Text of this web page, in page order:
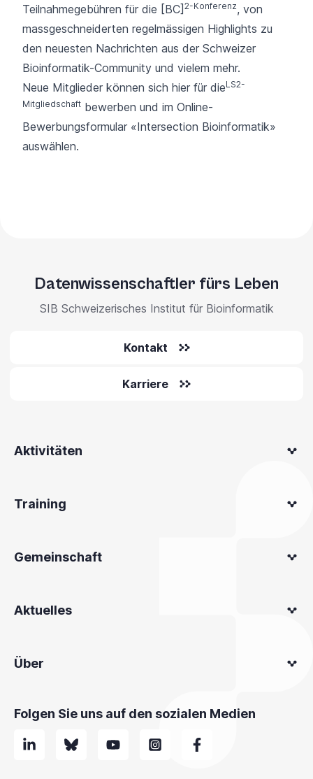
Teilnahmegebühren für die [BC] 2-Konferenz, von
massgeschneiderten regelmässigen Highlights zu
den neuesten Nachrichten aus der Schweizer
Bioinformatik-Community und vielem mehr.
Neue Mitglieder können sich hier für dieLS2-
Mitgliedschaft bewerben und im Online-
Bewerbungsformular «Intersection Bioinformatik»
auswählen.
Datenwissenschaftler fürs Leben
SIB Schweizerisches Institut für Bioinformatik
Kontakt
Karriere
Aktivitäten
Training
Gemeinschaft
Aktuelles
Über
Folgen Sie uns auf den sozialen Medien